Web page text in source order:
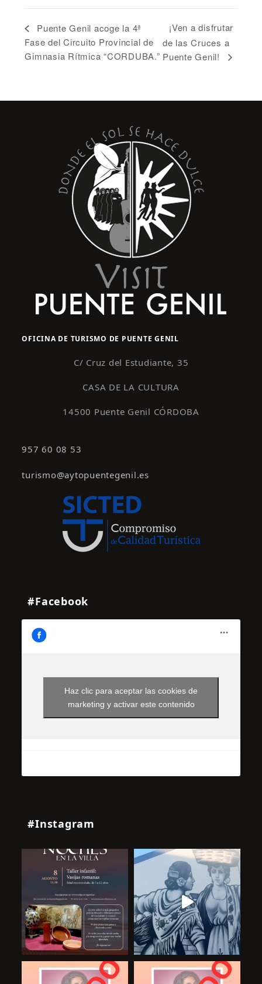
Puente Genil acoge la 4ª
Fase del Circuito Provincial de
Gimnasia Rítmica “CORDUBA.”
¡Ven a disfrutar
de las Cruces a
Puente Genil!
OFICINA DE TURISMO DE PUENTE GENIL
C/ Cruz del Estudiante, 35
CASA DE LA CULTURA
14500 Puente Genil CÓRDOBA
957 60 08 53
turismo@aytopuentegenil.es
#Facebook
Haz clic para aceptar las cookies de
marketing y activar este contenido
#Instagram